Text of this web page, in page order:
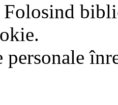
personale